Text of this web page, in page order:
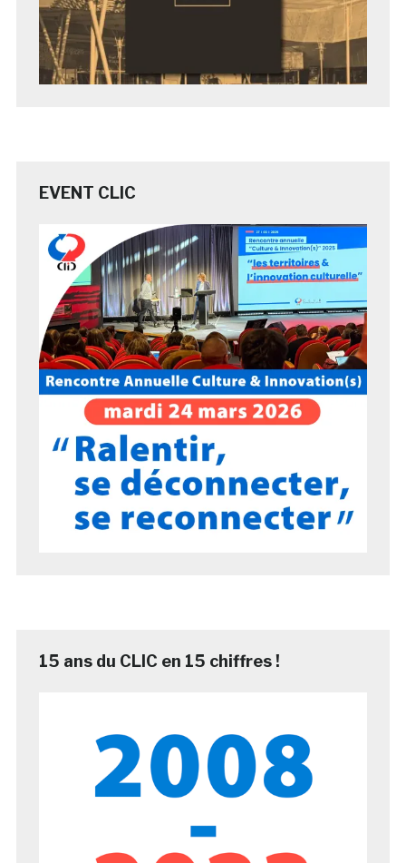
EVENT CLIC
15 ans du CLIC en 15 chiffres !